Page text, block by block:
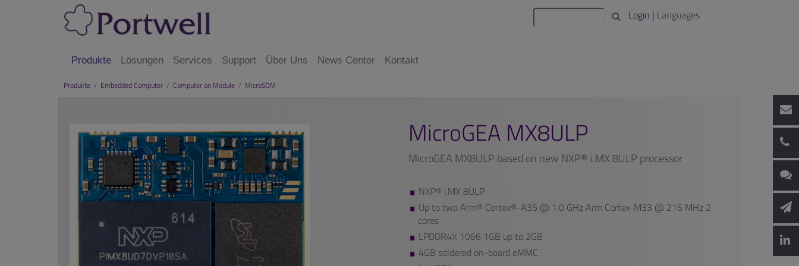
Login | Languages
Produkte Lösungen Services Support Über Uns News Center Kontakt
Produkte / Embedded Computer / Computer on Module / MicroSOM
MicroGEA MX8ULP
MicroGEA MX8ULP based on new NXP® i.MX 8ULP processor
NXP® i.MX 8ULP
Up to two Arm® Cortex®-A35 @ 1.0 GHz Arm Cortex-M33 @ 216 MHz 2
cores
LPDDR4X 1066 1GB up to 2GB
4GB soldered on-board eMMC